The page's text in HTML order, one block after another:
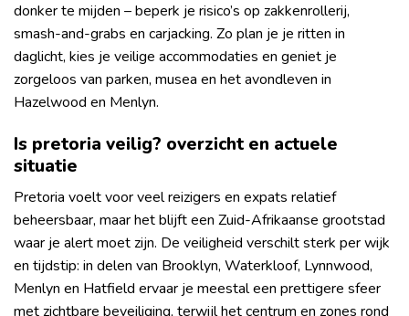
donker te mijden – beperk je risico’s op zakkenrollerij,
smash-and-grabs en carjacking. Zo plan je je ritten in
daglicht, kies je veilige accommodaties en geniet je
zorgeloos van parken, musea en het avondleven in
Hazelwood en Menlyn.
Is pretoria veilig? overzicht en actuele
situatie
Pretoria voelt voor veel reizigers en expats relatief
beheersbaar, maar het blijft een Zuid-Afrikaanse grootstad
waar je alert moet zijn. De veiligheid verschilt sterk per wijk
en tijdstip: in delen van Brooklyn, Waterkloof, Lynnwood,
Menlyn en Hatfield ervaar je meestal een prettigere sfeer
met zichtbare beveiliging, terwijl het centrum en zones rond